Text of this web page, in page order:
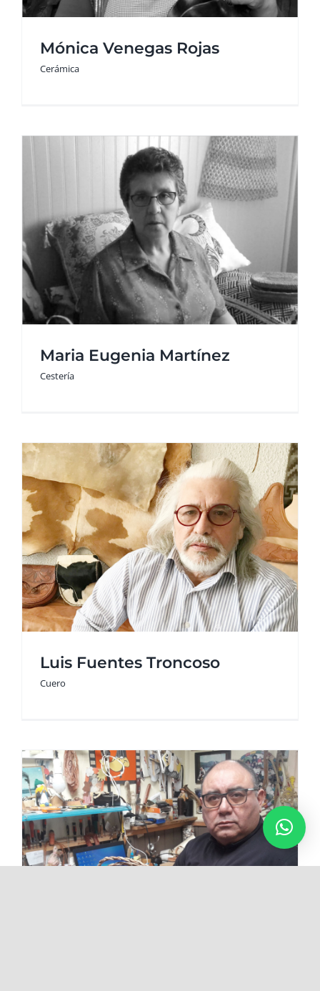
Mónica Venegas Rojas
Cerámica
Maria Eugenia Martínez
Cestería
Luis Fuentes Troncoso
Cuero